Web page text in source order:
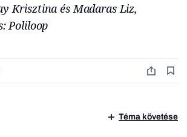
Krisztina és Madaras Liz,
Poliloop
Téma követése